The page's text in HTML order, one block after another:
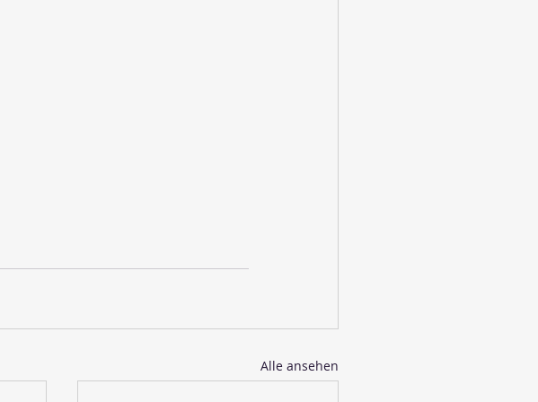
Alle ansehen